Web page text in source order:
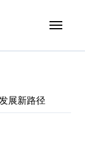
展新路径